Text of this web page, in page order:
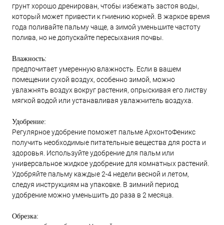
грунт хорошо дренирован, чтобы избежать застоя воды,
который может привести к гниению корней. В жаркое время
года поливайте пальму чаще, а зимой уменьшите частоту
полива, но не допускайте пересыхания почвы.
Влажность:
предпочитает умеренную влажность. Если в вашем
помещении сухой воздух, особенно зимой, можно
увлажнять воздух вокруг растения, опрыскивая его листву
мягкой водой или устанавливая увлажнитель воздуха.
Удобрение:
Регулярное удобрение поможет пальме АрхонтоФеникс
получить необходимые питательные вещества для роста и
здоровья. Используйте удобрение для пальм или
универсальное жидкое удобрение для комнатных растений.
Удобряйте пальму каждые 2-4 недели весной и летом,
следуя инструкциям на упаковке. В зимний период
удобрение можно уменьшить до раза в 2 месяца.
Обрезка: